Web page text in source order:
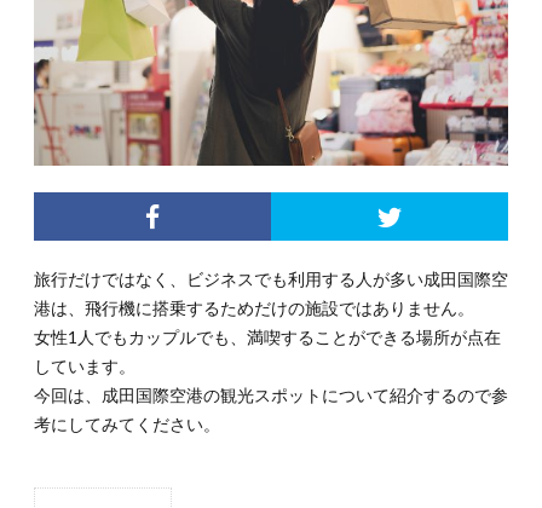
旅行だけではなく、ビジネスでも利用する人が多い成田国際空
港は、飛行機に搭乗するためだけの施設ではありません。
女性1人でもカップルでも、満喫することができる場所が点在
しています。
今回は、成田国際空港の観光スポットについて紹介するので参
考にしてみてください。